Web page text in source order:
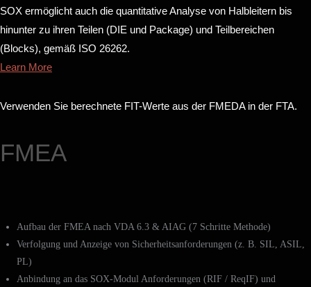
SOX ermöglicht auch die quantitative Analyse von Halbleitern bis
hinunter zu ihren Teilen (DIE und Package) und Teilbereichen
(Blocks), gemäß ISO 26262.
Learn More
Verwenden Sie berechnete FIT-Werte aus der FMEDA in der FTA.
FMEA
Aufbau der FMEA nach VDA 6.3 & AIAG (7 Schritte Methode)
Verfolgung und Anzeige von Sicherheitsanforderungen (z. B. SIL, ASIL,
PL)
Anbindung an das SOX-Modul Anforderungen (RIF / ReqIF) und